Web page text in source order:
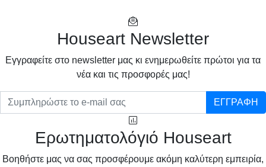
Houseart Newsletter
Eγγραφείτε στο newsletter μας κι ενημερωθείτε πρώτοι για τα
νέα και τις προσφορές μας!
ΕΓΓΡΑΦΗ
Ερωτηματολόγιό Houseart
Βοηθήστε μας να σας προσφέρουμε ακόμη καλύτερη εμπειρία,